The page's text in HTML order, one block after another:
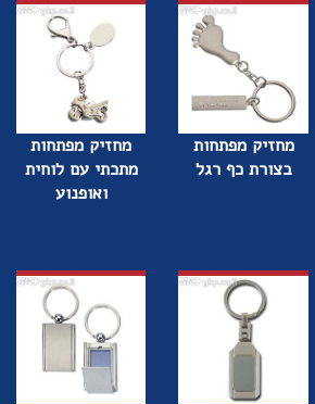
מחזיק מפתחות
בצורת כף רגל
מחזיק מפתחות
מתכתי עם לוחית
ואופנוע